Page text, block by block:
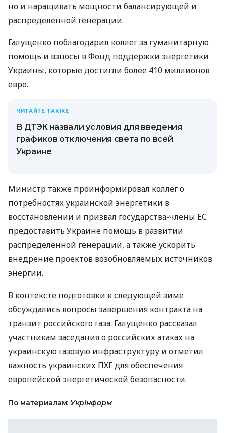
но и наращивать мощности балансирующей и
распределенной генерации.
Галущенко поблагодарил коллег за гуманитарную
помощь и взносы в Фонд поддержки энергетики
Украины, которые достигли более 410 миллионов
евро.
ЧИТАЙТЕ ТАКЖЕ
В ДТЭК назвали условия для введения
графиков отключения света по всей
Украине
Министр также проинформировал коллег о
потребностях украинской энергетики в
восстановлении и призвал государства-члены ЕС
предоставить Украине помощь в развитии
распределенной генерации, а также ускорить
внедрение проектов возобновляемых источников
энергии.
В контексте подготовки к следующей зиме
обсуждались вопросы завершения контракта на
транзит российского газа. Галущенко рассказал
участникам заседания о российских атаках на
украинскую газовую инфраструктуру и отметил
важность украинских ПХГ для обеспечения
европейской энергетической безопасности.
По материалам: Укрінформ